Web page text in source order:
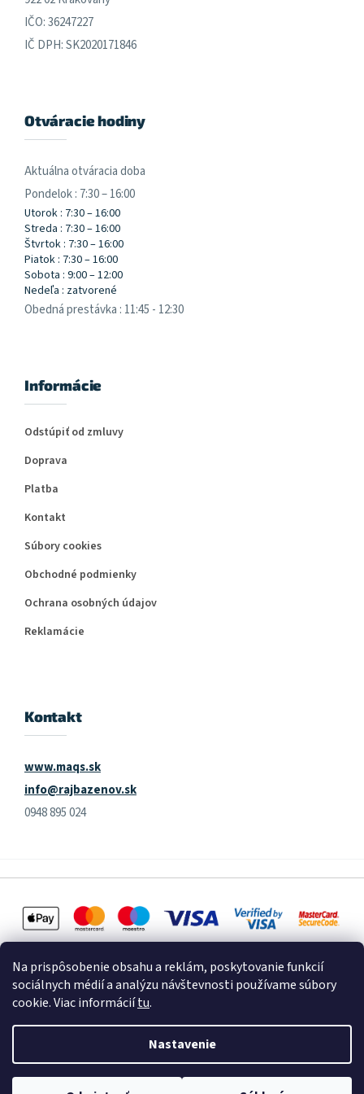
Na prispôsobenie obsahu a reklám, poskytovanie funkcií
sociálnych médií a analýzu návštevnosti používame súbory
cookie. Viac informáciítu.
Nastavenie
IČO: 36247227
IČ DPH: SK2020171846
Otváracie hodiny
Aktuálna otváracia doba
Pondelok : 7:30 – 16:00
Utorok : 7:30 – 16:00
Streda : 7:30 – 16:00
Štvrtok : 7:30 – 16:00
Piatok : 7:30 – 16:00
Sobota : 9:00 – 12:00
Nedeľa : zatvorené
Obedná prestávka : 11:45 - 12:30
Informácie
Odstúpiť od zmluvy
Doprava
Platba
Kontakt
Súbory cookies
Obchodné podmienky
Ochrana osobných údajov
Reklamácie
Kontakt
www.maqs.sk
info@rajbazenov.sk
0948 895 024
Copyright 2026Raj Bazénov. Všetky práva vyhradené.Upraviť